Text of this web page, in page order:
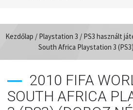
Kezdőlap / Playstation 3 / PS3 használt
South Africa Playstation 3
2010 FIFA
SOUTH AFRICA